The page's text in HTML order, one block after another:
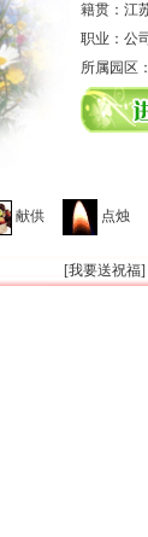
籍贯：江
职业：公
所属园区
献供 点烛
[我要送祝福]